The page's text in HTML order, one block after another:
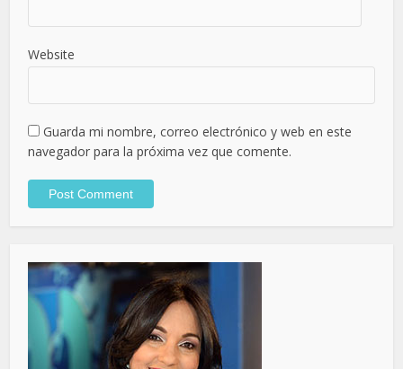
Website
Guarda mi nombre, correo electrónico y web en este
navegador para la próxima vez que comente.